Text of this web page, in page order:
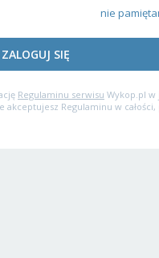
nie
ZALOGUJ SIĘ
Regulaminu serwisu Wykop.pl w
akceptujesz Regulaminu w